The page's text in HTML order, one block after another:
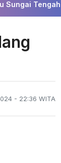
Sungai Tengah
- 22:36 WITA